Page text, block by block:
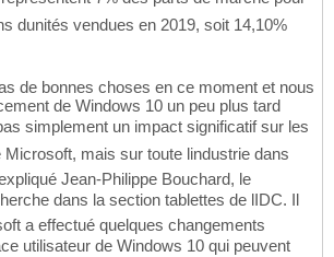
dunités vendues en 2019, soit 14,10%
de bonnes choses en ce moment et nous
de Windows 10 un peu plus tard
simplement un impact significatif sur les
mais sur toute lindustrie dans
Jean-Philippe Bouchard, le
dans la section tablettes de lIDC. Il
a effectué quelques changements
utilisateur de Windows 10 qui peuvent